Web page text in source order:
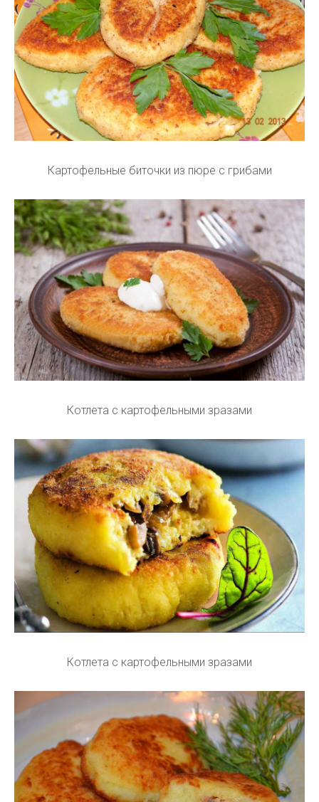
Картофельные биточки из пюре с грибами
Котлета с картофельными зразами
Котлета с картофельными зразами